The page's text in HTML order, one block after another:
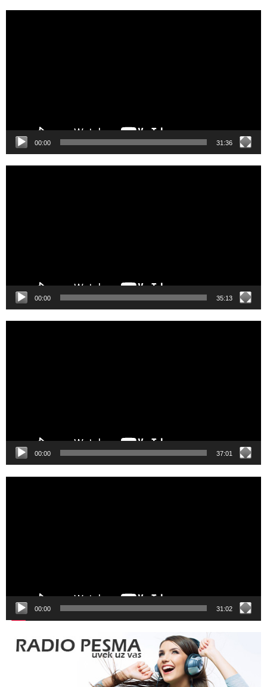
00:00 31:36
00:00 35:13
00:00 37:01
00:00 31:02